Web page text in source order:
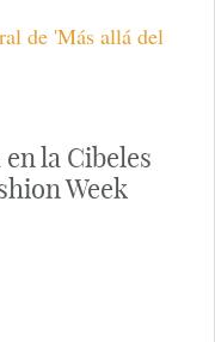
de 'Más allá del
la Cibeles
Week